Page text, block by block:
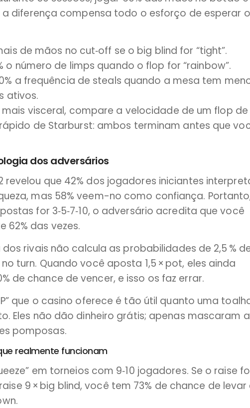
a diferença compensa todo o esforço de esperar o
de mãos no cut‑off se o big blind for “tight”.
o número de limps quando o flop for “rainbow”.
a frequência de steals quando a mesa tem
ativos.
mais visceral, compare a velocidade de um flop de
rápido de Starburst: ambos terminam antes que
dos adversários
revelou que 42% dos jogadores iniciantes
mas 58% veem-no como confiança.
for 3‑5‑7‑10, o adversário acredita que você
62% das vezes.
rivais não calcula as probabilidades de 2,5 %
turn. Quando você aposta 1,5 × pot, eles ainda
de chance de vencer, e isso os faz errar.
que o casino oferece é tão útil quanto uma
Eles não dão dinheiro grátis; apenas mascaram a
pomposas.
realmente funcionam
em torneios com 9‑10 jogadores. Se o raise
9 × big blind, você tem 73% de chance de levar